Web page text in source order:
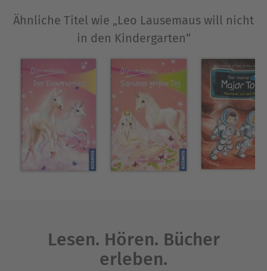
Ähnliche Titel wie „Leo Lausemaus will nicht
in den Kindergarten“
Lesen. Hören. Bücher
erleben.